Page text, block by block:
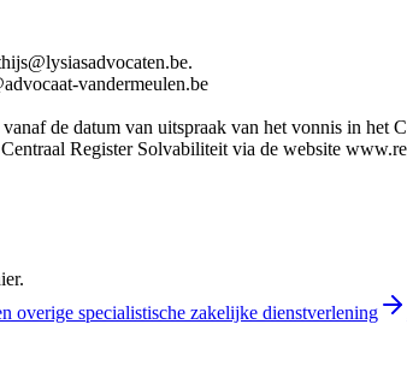
vandermeulen.be
de datum van uitspraak van het vonnis in het
Register Solvabiliteit via de website
overige specialistische zakelijke dienstverlening